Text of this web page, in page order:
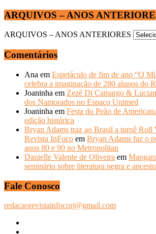
ARQUIVOS – ANOS
ARQUIVOS – ANOS ANTERIORES
Comentários
Ana em Espetáculo de fim de ano “O
celebra a imaginação de 280 alunos do
Joaninha em Zezé Di Camargo &
dos Namorados no Espaço Unimed
Joaninha em Festa do Peão de
edição histórica
Bryan Adams traz ao Brasil a turnê Roll
Revista InFoco em Bryan Adams faz o
anos 80 e 90 no Metropolitan
Danielle Valente de Oliveira em
seminário sobre literatura negra e
Fale Conosco
redacaorevistainfocorj@gmail.com